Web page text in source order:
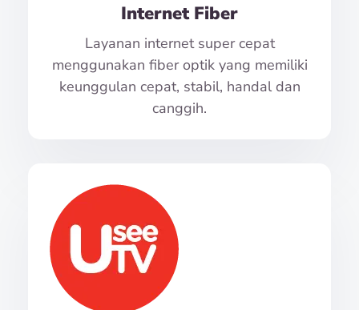
Internet Fiber
Layanan internet super cepat
menggunakan fiber optik yang memiliki
keunggulan cepat, stabil, handal dan
canggih.